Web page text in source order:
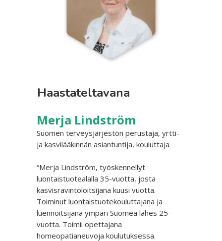
Haastateltavana
Merja Lindström
Suomen terveysjärjestön perustaja, yrtti-
ja kasvilääkinnän asiantuntija, kouluttaja
“Merja Lindström, työskennellyt
luontaistuotealalla 35-vuotta, josta
kasvisravintoloitsijana kuusi vuotta.
Toiminut luontaistuotekouluttajana ja
luennoitsijana ympäri Suomea lähes 25-
vuotta. Toimii opettajana
homeopatianeuvoja koulutuksessa.